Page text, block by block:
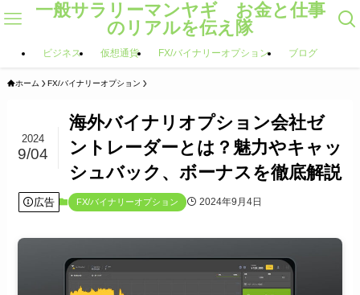
一般サラリーマンヤギ お金と仕事
のリアルを伝え隊
ビジネス 仮想通貨 FX/バイナリーオプション ブログ
ホーム FX/バイナリーオプション
海外バイナリオプション会社ゼ
ントレーダーとは？魅力やキャッ
シュバック、ボーナスを徹底解説
2024
9/04
広告 FX/バイナリーオプション 2024年9月4日